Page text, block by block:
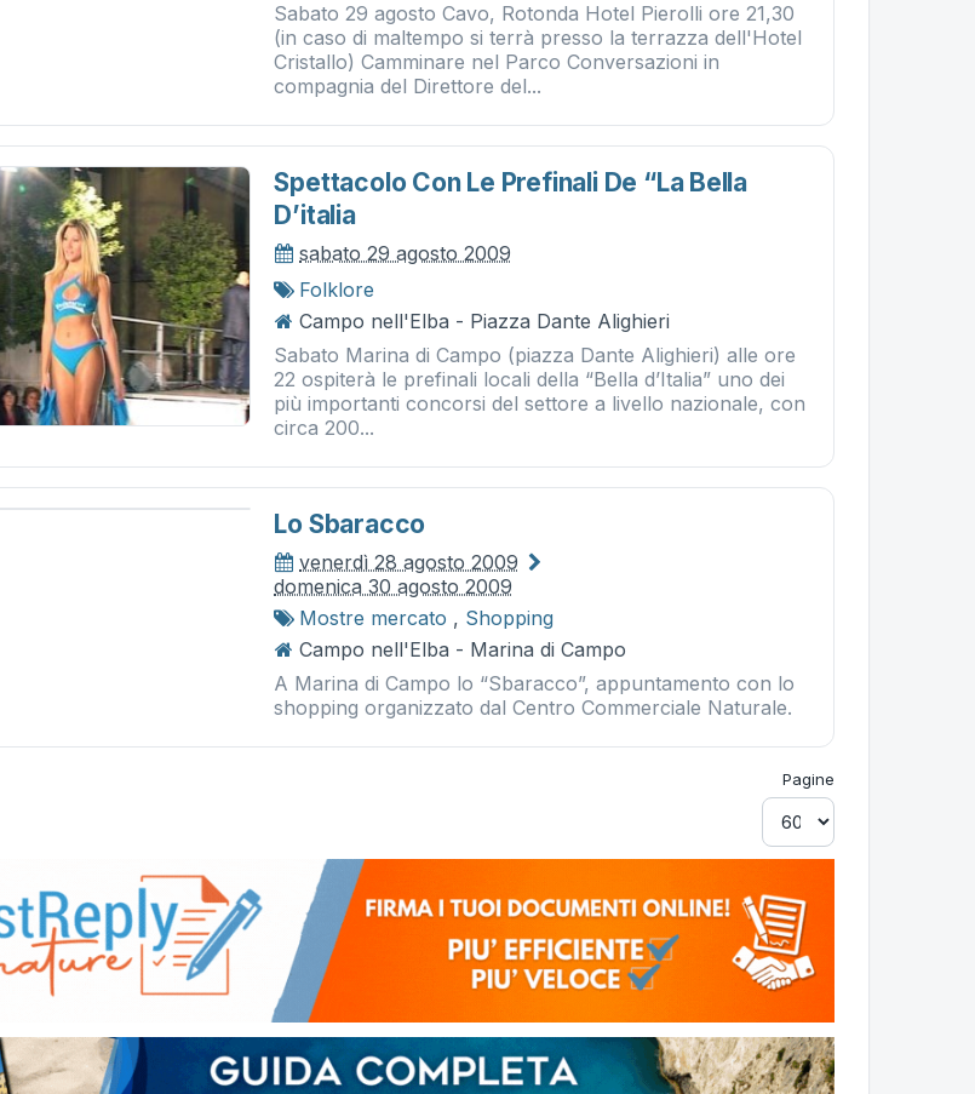
Sabato 29 agosto Cavo, Rotonda Hotel Pierolli ore 21,30
(in caso di maltempo si terrà presso la terrazza dell'Hotel
Cristallo) Camminare nel Parco Conversazioni in
compagnia del Direttore del...
Spettacolo Con Le Prefinali De “la Bella
D’italia
sabato 29 agosto 2009
Folklore
Campo nell'Elba - Piazza Dante Alighieri
Sabato Marina di Campo (piazza Dante Alighieri) alle ore
22 ospiterà le prefinali locali della “Bella d’Italia” uno dei
più importanti concorsi del settore a livello nazionale, con
circa 200...
Lo Sbaracco
venerdì 28 agosto 2009
domenica 30 agosto 2009
Mostre mercato , Shopping
Campo nell'Elba - Marina di Campo
A Marina di Campo lo “Sbaracco”, appuntamento con lo
shopping organizzato dal Centro Commerciale Naturale.
Pagine